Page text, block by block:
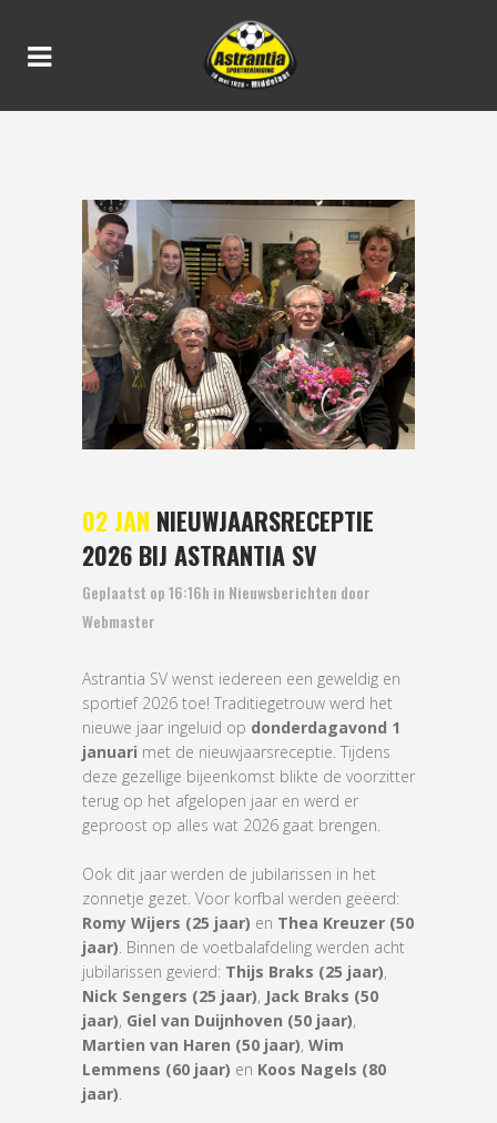
02 JAN NIEUWJAARSRECEPTIE
2026 BIJ ASTRANTIA SV
Geplaatst op 16:16h in Nieuwsberichten door
Webmaster
Astrantia SV wenst iedereen een geweldig en
sportief 2026 toe! Traditiegetrouw werd het
nieuwe jaar ingeluid op donderdagavond 1
januari met de nieuwjaarsreceptie. Tijdens
deze gezellige bijeenkomst blikte de voorzitter
terug op het afgelopen jaar en werd er
geproost op alles wat 2026 gaat brengen.
Ook dit jaar werden de jubilarissen in het
zonnetje gezet. Voor korfbal werden geëerd:
Romy Wijers (25 jaar) en Thea Kreuzer (50
jaar). Binnen de voetbalafdeling werden acht
jubilarissen gevierd: Thijs Braks (25 jaar),
Nick Sengers (25 jaar), Jack Braks (50
jaar), Giel van Duijnhoven (50 jaar),
Martien van Haren (50 jaar), Wim
Lemmens (60 jaar) en Koos Nagels (80
jaar).